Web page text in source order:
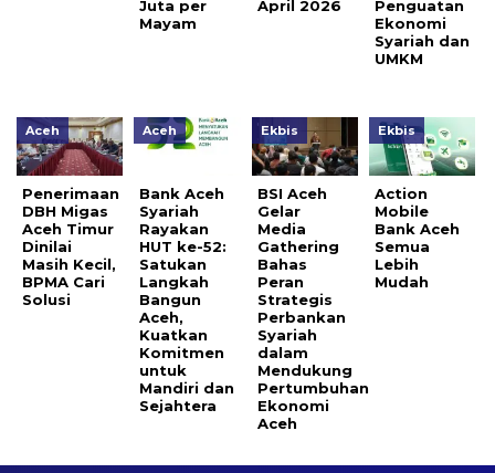
Juta per
Mayam
April 2026
Penguatan
Ekonomi
Syariah dan
UMKM
Aceh
Penerimaan
DBH Migas
Aceh Timur
Dinilai
Masih Kecil,
BPMA Cari
Solusi
Aceh
Bank Aceh
Syariah
Rayakan
HUT ke-52:
Satukan
Langkah
Bangun
Aceh,
Kuatkan
Komitmen
untuk
Mandiri dan
Sejahtera
Ekbis
BSI Aceh
Gelar
Media
Gathering
Bahas
Peran
Strategis
Perbankan
Syariah
dalam
Mendukung
Pertumbuhan
Ekonomi
Aceh
Ekbis
Action
Mobile
Bank Aceh
Semua
Lebih
Mudah